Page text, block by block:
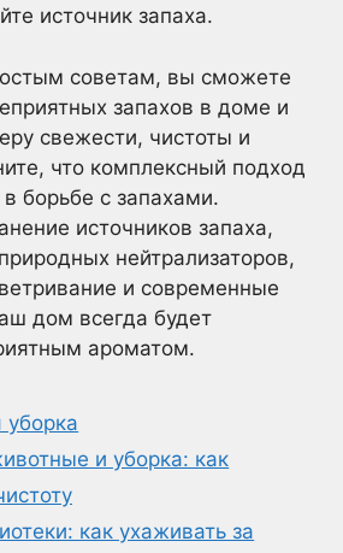
источник запаха.
советам, вы сможете
запахов в доме и
свежести, чистоты и
что комплексный подход
борьбе с запахами.
источников запаха,
нейтрализаторов,
и современные
дом всегда будет
ароматом.
уборка
и уборка: как
как ухаживать за